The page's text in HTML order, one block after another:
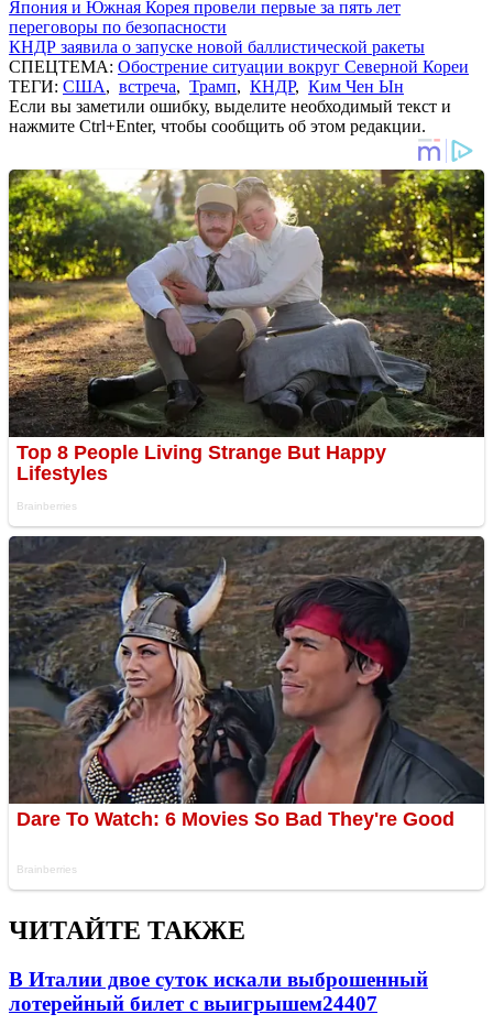
Япония и Южная Корея провели первые за пять лет
переговоры по безопасности
КНДР заявила о запуске новой баллистической ракеты
СПЕЦТЕМА: Обострение ситуации вокруг Северной Кореи
ТЕГИ: США, встреча, Трамп, КНДР, Ким Чен Ын
Если вы заметили ошибку, выделите необходимый текст и
нажмите Ctrl+Enter, чтобы сообщить об этом редакции.
ЧИТАЙТЕ ТАКЖЕ
В Италии двое суток искали выброшенный
лотерейный билет с выигрышем24407